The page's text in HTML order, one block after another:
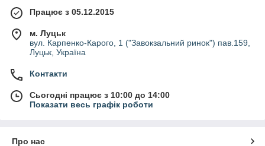
Працює з 05.12.2015
м. Луцьк
вул. Карпенко-Карого, 1 ("Завокзальний ринок") пав.159,
Луцьк, Україна
Контакти
Сьогодні працює з 10:00 до 14:00
Показати весь графік роботи
Про нас